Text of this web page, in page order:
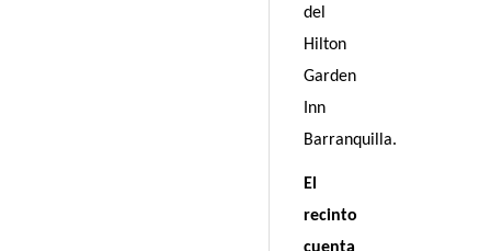
del
Hilton
Garden
Inn
Barranquilla.
El
recinto
cuenta